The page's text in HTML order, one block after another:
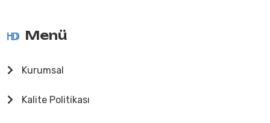
Menü
Kurumsal
Kalite Politikası